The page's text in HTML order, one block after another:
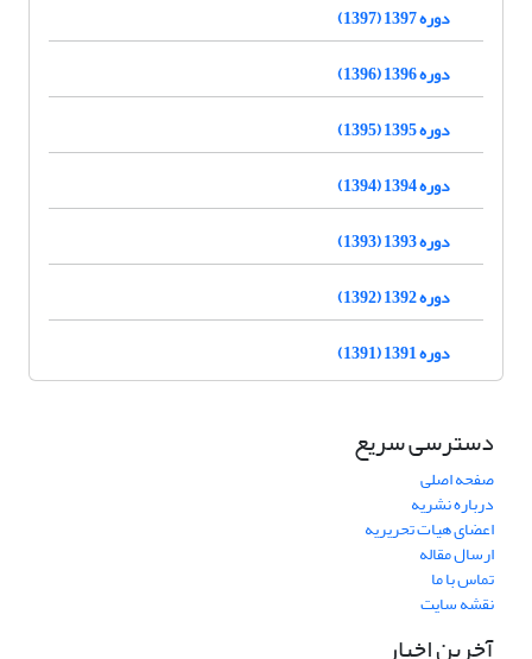
دوره 1397 (1397)
دوره 1396 (1396)
دوره 1395 (1395)
دوره 1394 (1394)
دوره 1393 (1393)
دوره 1392 (1392)
دوره 1391 (1391)
دسترسی سریع
صفحه اصلی
درباره نشریه
اعضای هیات تحریریه
ارسال مقاله
تماس با ما
نقشه سایت
آخرین اخبار